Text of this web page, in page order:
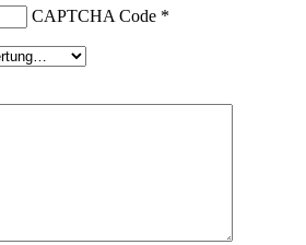
CAPTCHA Code *